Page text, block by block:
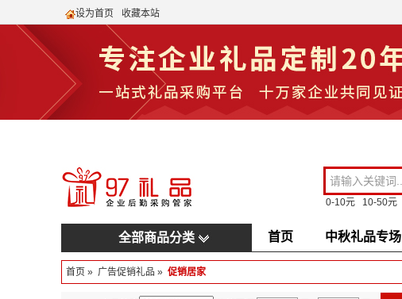
设为首页 收藏本站
0-10元 10-50元
首页 中秋礼品专场
全部商品分类
首页 » 广告促销礼品 » 促销居家